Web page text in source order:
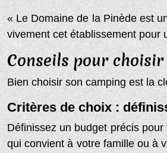
« Le Domaine de la Pinède est
vivement cet établissement pour
Conseils pour
Bien choisir son camping est la
Critères de choix :
Définissez un budget précis
qui convient à votre famille ou à